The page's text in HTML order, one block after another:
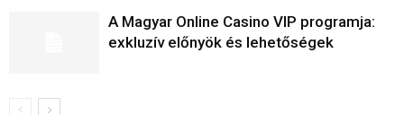
A Magyar Online Casino VIP programja:
exkluzív előnyök és lehetőségek